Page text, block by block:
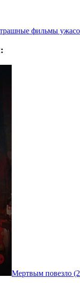
фильмы
Мертвым повезло